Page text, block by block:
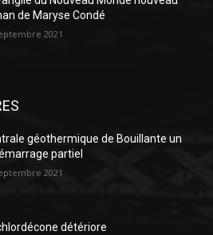
de Maryse Condé
2021
géothermique de Bouillante un
partiel
2021
détériore